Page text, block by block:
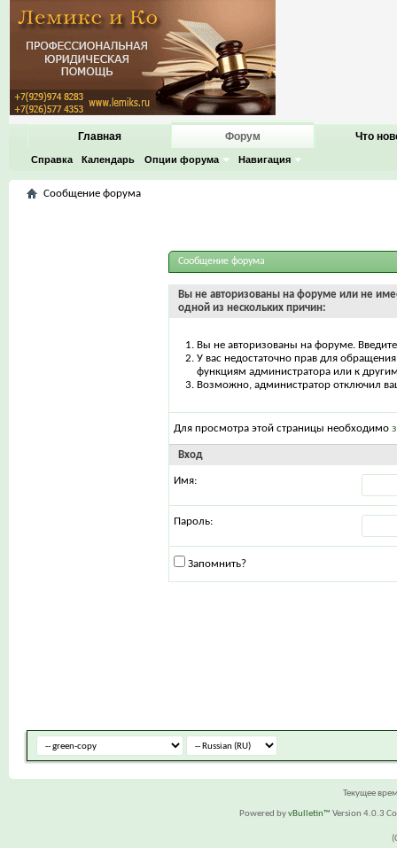
Главная Форум
Справка Календарь Опции форума Навигация
Что
Сообщение форума
Сообщение форума
Вы не авторизованы на форуме или не
одной из нескольких причин:
Вы не авторизованы на форуме.
У вас недостаточно прав для
функциям администратора или к
Возможно, администратор отключил
Для просмотра этой страницы необходимо
Вход
Имя:
Пароль:
Запомнить?
Текущее
Powered byvBulletin™ Version 4.0.3